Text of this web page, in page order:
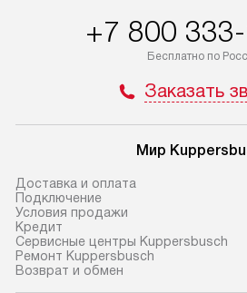
+7 800
Бесплатно по
Заказать
Мир
Доставка и оплата
Подключение
Условия продажи
Кредит
Сервисные центры Kuppersbusch
Ремонт Kuppersbusch
Возврат и обмен